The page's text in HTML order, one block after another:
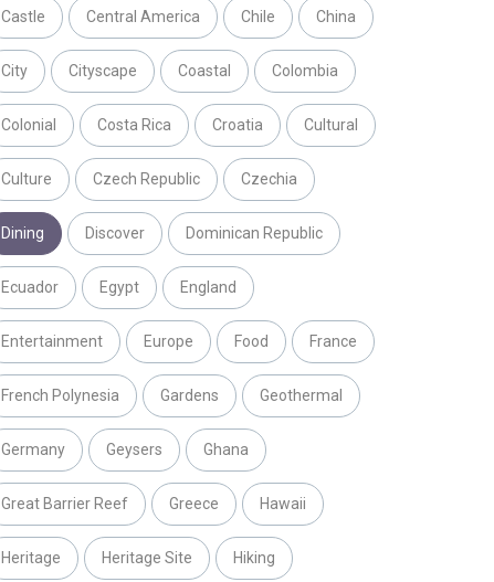
Castle Central America Chile China
City Cityscape Coastal Colombia
Colonial Costa Rica Croatia Cultural
Culture Czech Republic Czechia
Dining Discover Dominican Republic
Ecuador Egypt England
Entertainment Europe Food France
French Polynesia Gardens Geothermal
Germany Geysers Ghana
Great Barrier Reef Greece Hawaii
Heritage Heritage Site Hiking